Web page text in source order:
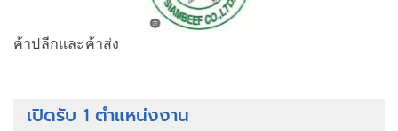
ค้าปลีกและค้าส่ง
เปิดรับ 1 ตำแหน่งงาน